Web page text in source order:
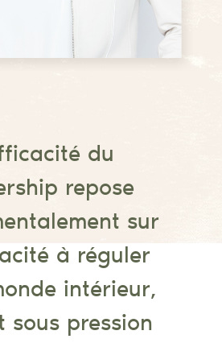
du
repose
sur
à réguler
intérieur,
sous pression